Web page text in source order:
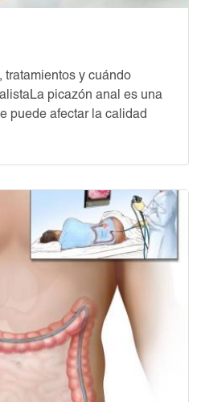
tratamientos y cuándo
picazón anal es una
puede afectar la calidad